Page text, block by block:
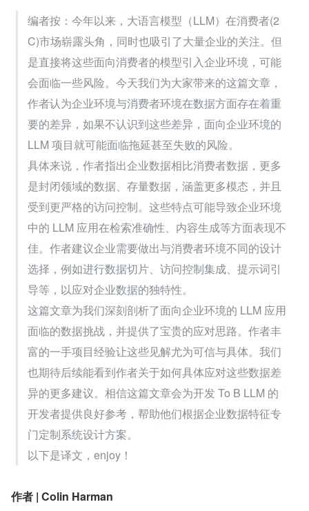
编者按：今年以来，大语言模型（LLM）在消费者(2
C)市场崭露头角，同时也吸引了大量企业的关注。但
是直接将这些面向消费者的模型引入企业环境，可能
会面临一些风险。今天我们为大家带来的这篇文章，
作者认为企业环境与消费者环境在数据方面存在着重
要的差异，如果不认识到这些差异，面向企业环境的
LLM 项目就可能面临拖延甚至失败的风险。
具体来说，作者指出企业数据相比消费者数据，更多
是封闭领域的数据、存量数据，涵盖更多模态，并且
受到更严格的访问控制。这些特点可能导致企业环境
中的 LLM 应用在检索准确性、内容生成等方面表现不
佳。作者建议企业需要做出与消费者环境不同的设计
选择，例如进行数据切片、访问控制集成、提示词引
导等，以应对企业数据的独特性。
这篇文章为我们深刻剖析了面向企业环境的 LLM 应用
面临的数据挑战，并提供了宝贵的应对思路。作者丰
富的一手项目经验让这些见解尤为可信与具体。我们
也期待后续能看到作者关于如何具体应对这些数据差
异的更多建议。相信这篇文章会为开发 To B LLM 的
开发者提供良好参考，帮助他们根据企业数据特征专
门定制系统设计方案。
以下是译文，enjoy！
作者 | Colin Harman